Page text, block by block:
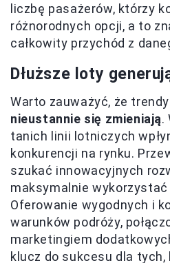
liczbę pasażerów, którzy
różnorodnych opcji, a to
całkowity przychód z
Dłuższe loty
Warto zauważyć, że
nieustannie się zmieniają.
tanich linii lotniczych
konkurencji na rynku.
szukać innowacyjnych
maksymalnie
Oferowanie wygodnych i
warunków podróży,
marketingiem
klucz do sukcesu dla tych,